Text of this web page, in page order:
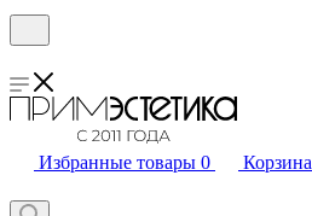
Избранные товары 0 Корзина